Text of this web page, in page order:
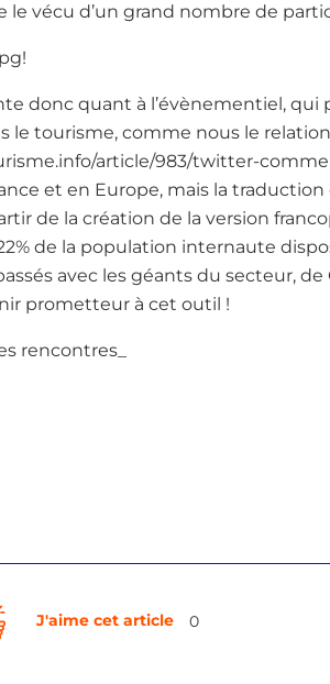
vécu d’un grand nombre de
donc quant à l’évènementiel,
tourisme, comme nous le
article/983/twitter-
et en Europe, mais la
de la création de la version
de la population internaute
avec les géants du secteur,
prometteur à cet outil !
rencontres_
J'aime cet article 0